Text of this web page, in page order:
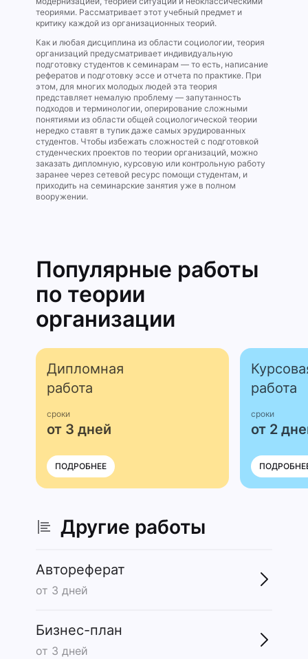
теориями. Рассматривает этот учебный предмет и
критику каждой из организационных теорий.
Как и любая дисциплина из области социологии, теория
организаций предусматривает индивидуальную
подготовку студентов к семинарам — то есть, написание
рефератов и подготовку эссе и отчета по практике. При
этом, для многих молодых людей эта теория
представляет немалую проблему — запутанность
подходов и терминологии, оперирование сложными
понятиями из области общей социологической теории
нередко ставят в тупик даже самых эрудированных
студентов. Чтобы избежать сложностей с подготовкой
студенческих проектов по теории организаций, можно
заказать дипломную, курсовую или контрольную работу
заранее через сетевой ресурс помощи студентам, и
приходить на семинарские занятия уже в полном
вооружении.
Популярные работы
по теории
организации
Дипломная
работа
сроки
от 3 дней
ПОДРОБНЕЕ
работа
сроки
от 2
Другие работы
Автореферат
от 3 дней
Бизнес-план
от 3 дней